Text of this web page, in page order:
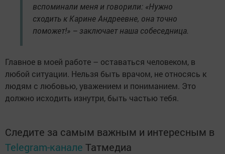
вспоминали меня и говорили: «Нужно
сходить к Карине Андреевне, она точно
поможет!» – заключает наша собеседница.
Главное в моей работе – оставаться человеком, в
любой ситуации. Нельзя быть врачом, не относясь к
людям с любовью, уважением и пониманием. Это
должно исходить изнутри, быть частью тебя.
Следите за самым важным и интересным в
Telegram-канале Татмедиа